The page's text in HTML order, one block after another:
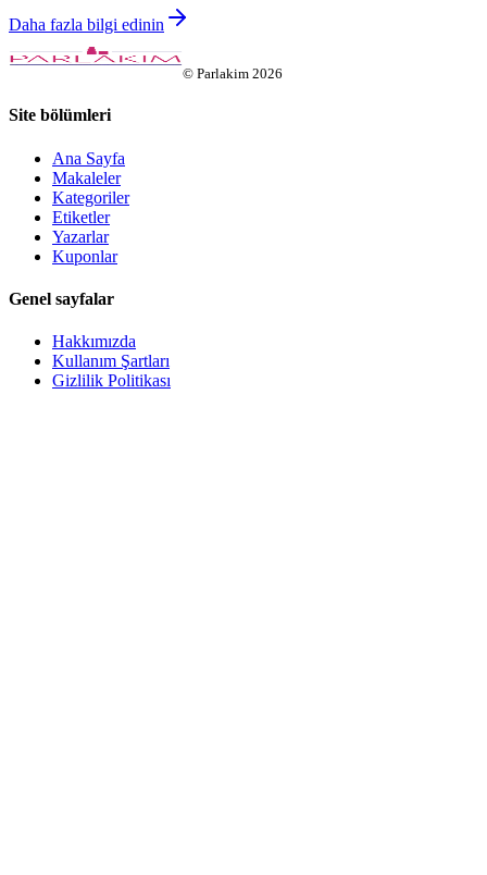
Daha fazla bilgi edinin
© Parlakim 2026
Site bölümleri
Ana Sayfa
Makaleler
Kategoriler
Etiketler
Yazarlar
Kuponlar
Genel sayfalar
Hakkımızda
Kullanım Şartları
Gizlilik Politikası